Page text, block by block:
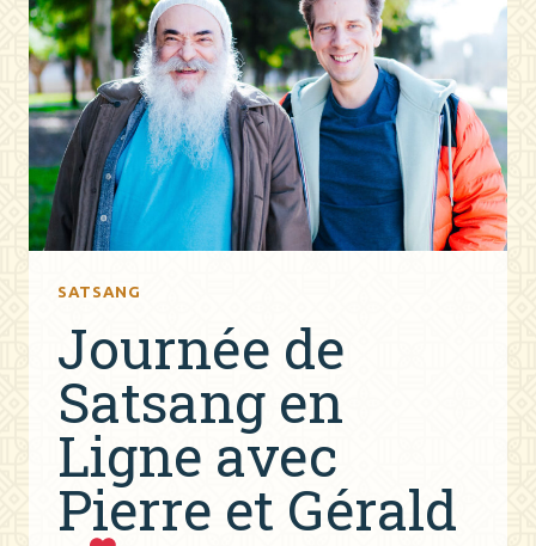
SATSANG
Journée de
Satsang en
Ligne avec
Pierre et Gérald